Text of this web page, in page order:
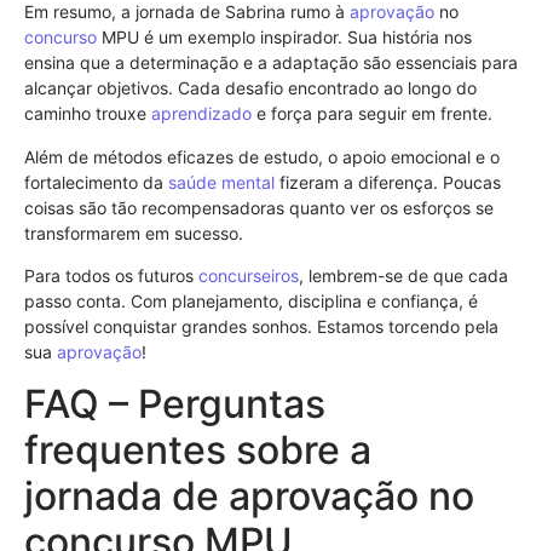
Em resumo, a jornada de Sabrina rumo à aprovação no
concurso MPU é um exemplo inspirador. Sua história nos
ensina que a determinação e a adaptação são essenciais para
alcançar objetivos. Cada desafio encontrado ao longo do
caminho trouxe aprendizado e força para seguir em frente.
Além de métodos eficazes de estudo, o apoio emocional e o
fortalecimento da saúde mental fizeram a diferença. Poucas
coisas são tão recompensadoras quanto ver os esforços se
transformarem em sucesso.
Para todos os futuros concurseiros, lembrem-se de que cada
passo conta. Com planejamento, disciplina e confiança, é
possível conquistar grandes sonhos. Estamos torcendo pela
sua aprovação!
FAQ – Perguntas
frequentes sobre a
jornada de aprovação no